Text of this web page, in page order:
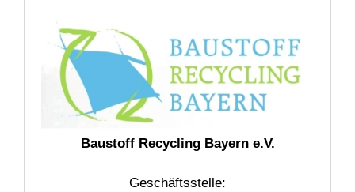
Baustoff Recycling Bayern e.V.
Geschäftsstelle: